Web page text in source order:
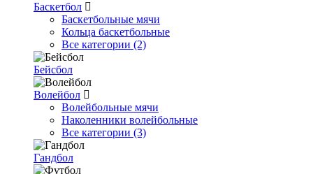
Баскетбол
Баскетбольные мячи
Кольца баскетбольные
Все категории (2)
Бейсбол
Волейбол
Волейбольные мячи
Наколенники волейбольные
Все категории (3)
Гандбол